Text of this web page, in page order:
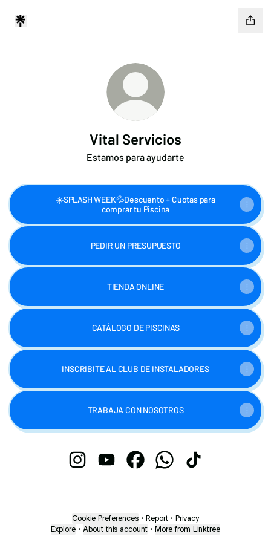
Vital Servicios
Estamos para ayudarte
☀️SPLASH WEEK💦Descuento + Cuotas para
comprar tu Piscina
PEDIR UN PRESUPUESTO
TIENDA ONLINE
CATÁLOGO DE PISCINAS
INSCRIBITE AL CLUB DE INSTALADORES
TRABAJA CON NOSOTROS
Cookie Preferences • Report • Privacy
Explore • About this account • More from Linktree